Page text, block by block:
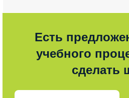
Есть
учебного
сделать